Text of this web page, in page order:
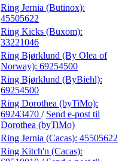
Ring Jernia (Butinox):
45505622
Ring Kicks (Buxom):
33221046
Ring Bjørklund (By Olea of
Norway): 69254500
Ring Bjørklund (ByBiehl):
69254500
Ring Dorothea (byTiMo):
69243470 / Send e-post til
Dorothea (byTiMo)
Ring Jernia (Cacas): 45505622
Ring Kitch'n (Cacas):